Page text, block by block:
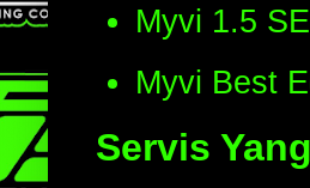
Myvi 1.5
Myvi Best
Servis